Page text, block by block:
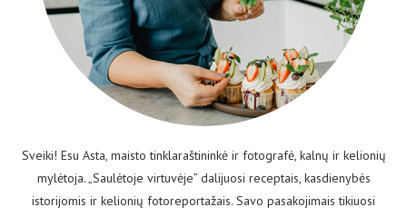
Sveiki! Esu Asta, maisto tinklaraštininkė ir fotografė, kalnų ir kelionių
mylėtoja. „Saulėtoje virtuvėje” dalijuosi receptais, kasdienybės
istorijomis ir kelionių fotoreportažais. Savo pasakojimais tikiuosi